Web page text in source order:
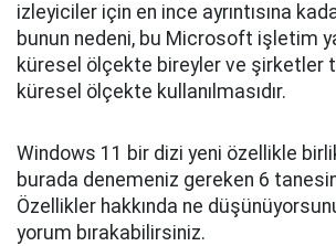
izleyiciler için en ince ayrıntısına
bunun nedeni, bu Microsoft işletim
küresel ölçekte bireyler ve şirketler
küresel ölçekte kullanılmasıdır.
Windows 11 bir dizi yeni özellikle
burada denemeniz gereken 6
Özellikler hakkında ne
yorum bırakabilirsiniz.